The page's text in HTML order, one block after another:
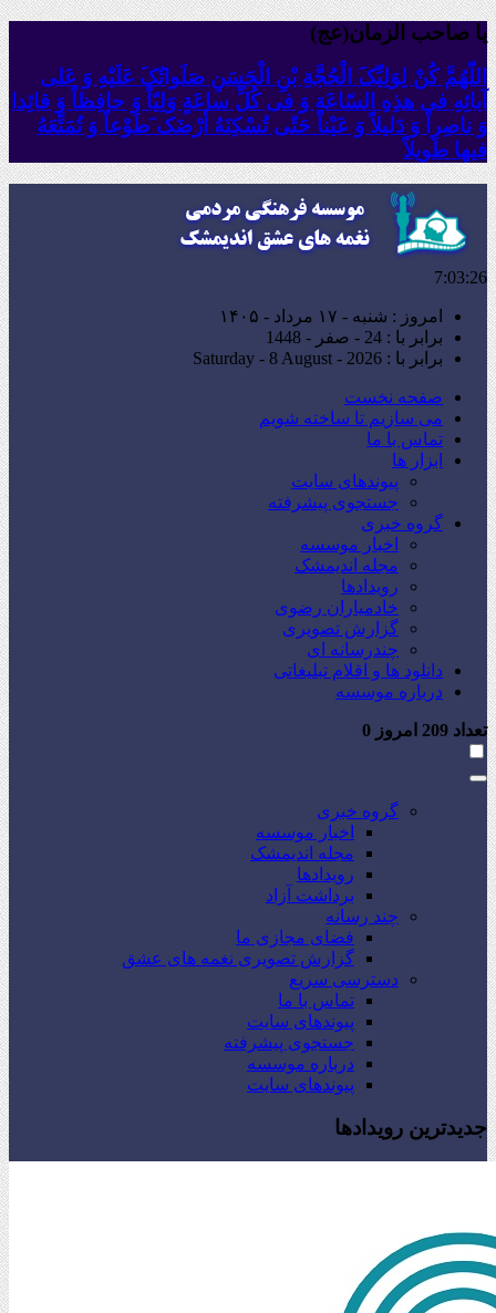
یا صاحب الزمان(عج)
اللّهُمَّ کُنْ لِوَلِیِّکَ الْحُجَّةِ بْنِ الْحَسَنِ صَلَواتُکَ عَلَیْهِ وَ عَلى
آبائِهِ فی هذِهِ السّاعَةِ وَ فی کُلِّ ساعَةٍ وَلِیّاً وَ حافِظاً وَ قائِدا
‏وَ ناصِراً وَ دَلیلاً وَ عَیْناً حَتّى تُسْکِنَهُ أَرْضَک َطَوْعاً وَ تُمَتِّعَهُ
فیها طَویلاً
7:03:28
امروز : شنبه - ۱۷ مرداد - ۱۴۰۵
برابر با : 24 - صفر - 1448
برابر با : Saturday - 8 August - 2026
صفحه نخست
می سازیم تا ساخته شویم
تماس با ما
ابزار ها
پیوندهای سایت
جستجوی پیشرفته
گروه خبری
اخبار موسسه
مجله اندیمشک
رویدادها
خادمیاران رضوی
گزارش تصویری
چندرسانه ای
دانلود ها و اقلام تبلیغاتی
درباره موسسه
تعداد امروز 0
گروه خبری
اخبار موسسه
مجله اندیمشک
رویدادها
برداشت آزاد
چند رسانه
فضای مجازی ما
گزارش تصویری نغمه های عشق
دسترسی سریع
تماس با ما
پیوندهای سایت
جستجوی پیشرفته
درباره موسسه
پیوندهای سایت
جدیدترین رویدادها